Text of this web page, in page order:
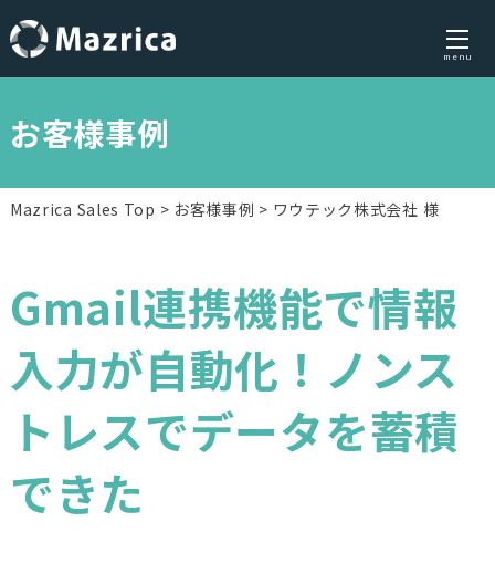
to
content
menu
お客様事例
Mazrica Sales Top お客様事例 ワウテック株式会社 様
Gmail連携機能で情報
入力が自動化！ノンス
トレスでデータを蓄積
できた